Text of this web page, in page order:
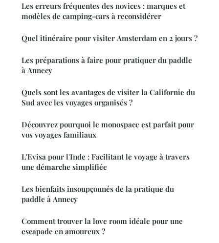
Les erreurs fréquentes des novices : marques et
modèles de camping-cars à reconsidérer
Quel itinéraire pour visiter Amsterdam en 2 jours ?
Les préparations à faire pour pratiquer du paddle
à Annecy
Quels sont les avantages de visiter la Californie du
Sud avec les voyages organisés ?
Découvrez pourquoi le monospace est parfait pour
vos voyages familiaux
L'Evisa pour l'Inde : Facilitant le voyage à travers
une démarche simplifiée
Les bienfaits insoupçonnés de la pratique du
paddle à Annecy
Comment trouver la love room idéale pour une
escapade en amoureux ?